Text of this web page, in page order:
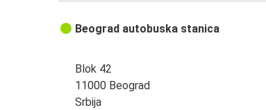
Beograd autobuska stanica
Blok 42
11000 Beograd
Srbija